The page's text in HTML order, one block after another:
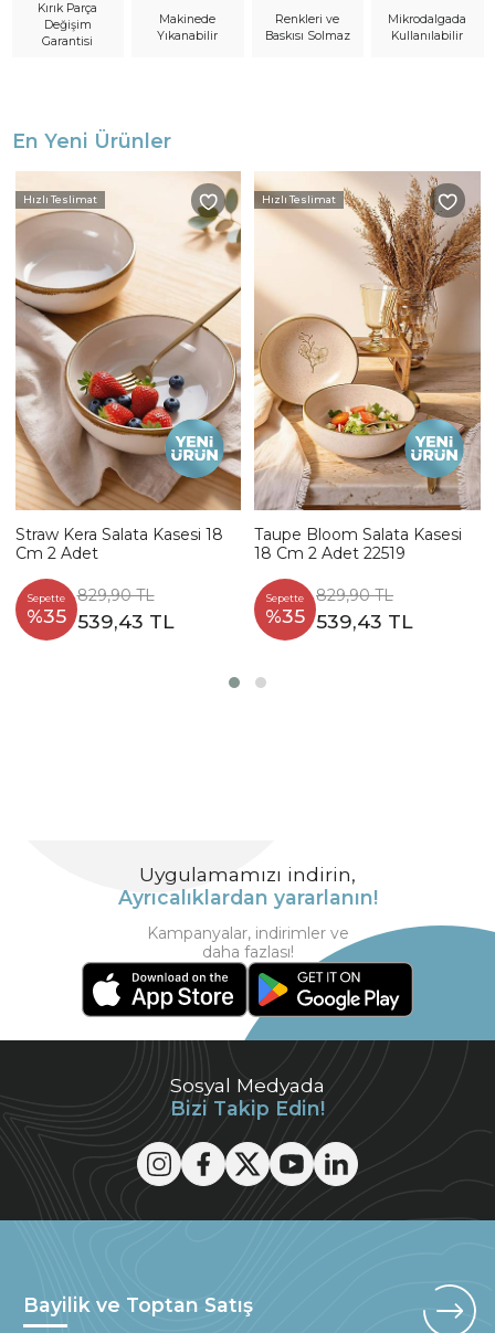
Kırık Parça
Değişim
Garantisi
Makinede
Yıkanabilir
Renkleri ve
Baskısı Solmaz
Mikrodalgada
Kullanılabilir
En Yeni Ürünler
Hızlı Teslimat
Straw Kera Salata Kasesi 18
Cm 2 Adet
Sepette
%35
829,90 TL
539,43 TL
Hızlı Teslimat
Taupe Bloom Salata Kasesi
18 Cm 2 Adet 22519
Sepette
%35
829,90 TL
539,43 TL
Sosyal Medyada
Bizi Takip Edin!
Uygulamamızı indirin,
Ayrıcalıklardan yararlanın!
Kampanyalar, indirimler ve
daha fazlası!
Bayilik ve Toptan Satış